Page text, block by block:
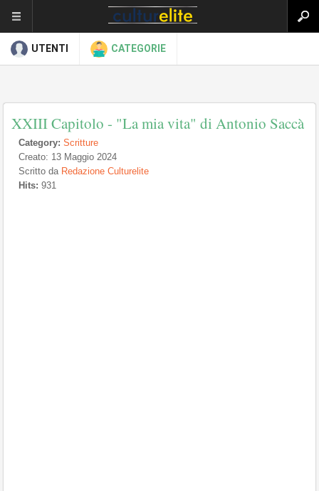
UTENTI CATEGORIE
XXIII Capitolo - "La mia vita" di Antonio Saccà
Category: Scritture
Creato: 13 Maggio 2024
Scritto da Redazione Culturelite
Hits: 931